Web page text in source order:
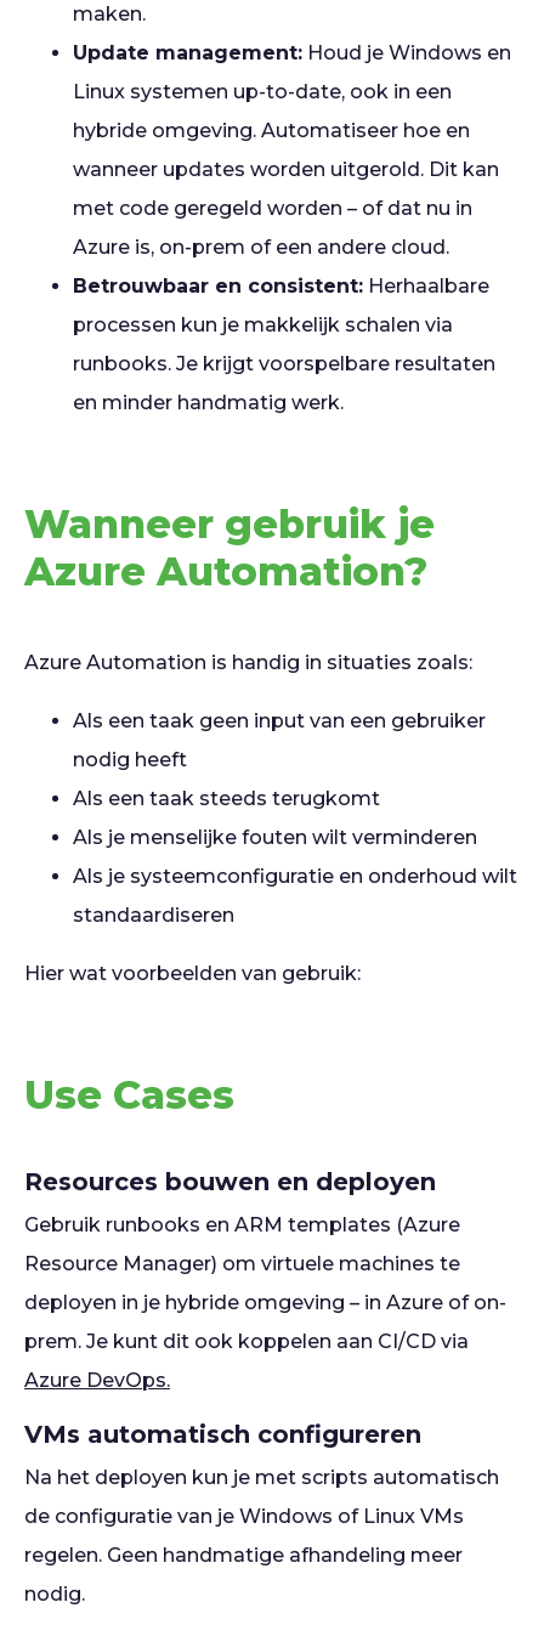
maken.
Update management: Houd je Windows en
Linux systemen up-to-date, ook in een
hybride omgeving. Automatiseer hoe en
wanneer updates worden uitgerold. Dit kan
met code geregeld worden – of dat nu in
Azure is, on-prem of een andere cloud.
Betrouwbaar en consistent: Herhaalbare
processen kun je makkelijk schalen via
runbooks. Je krijgt voorspelbare resultaten
en minder handmatig werk.
Wanneer gebruik je
Azure Automation?
Azure Automation is handig in situaties zoals:
Als een taak geen input van een gebruiker
nodig heeft
Als een taak steeds terugkomt
Als je menselijke fouten wilt verminderen
Als je systeemconfiguratie en onderhoud wilt
standaardiseren
Hier wat voorbeelden van gebruik:
Use Cases
Resources bouwen en deployen
Gebruik runbooks en ARM templates (Azure
Resource Manager) om virtuele machines te
deployen in je hybride omgeving – in Azure of on-
prem. Je kunt dit ook koppelen aan CI/CD via
Azure DevOps.
VMs automatisch configureren
Na het deployen kun je met scripts automatisch
de configuratie van je Windows of Linux VMs
regelen. Geen handmatige afhandeling meer
nodig.